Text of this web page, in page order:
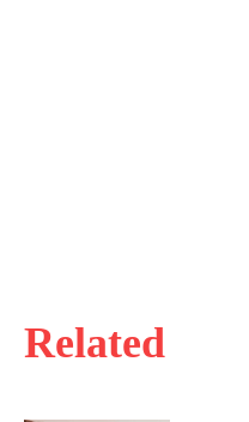
Related